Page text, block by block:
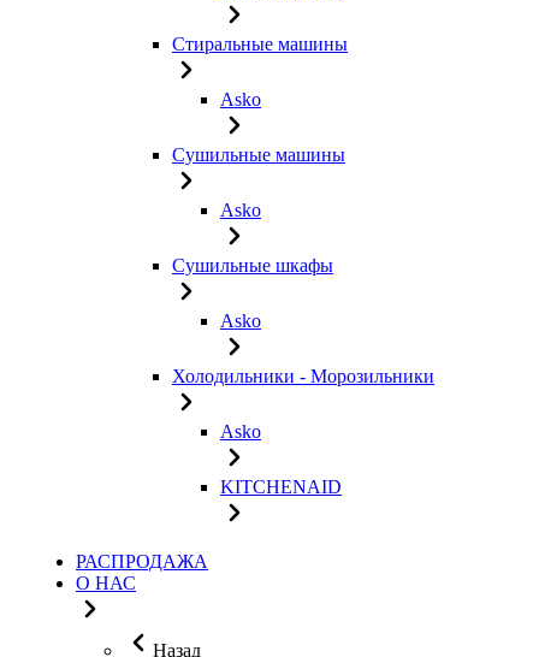
Стиральные машины
Asko
Сушильные машины
Asko
Сушильные шкафы
Asko
Холодильники - Морозильники
Asko
KITCHENAID
РАСПРОДАЖА
О НАС
Назад